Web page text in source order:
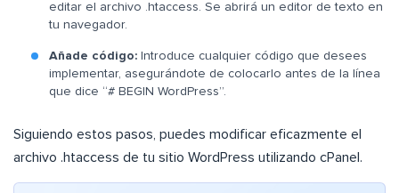
editar el archivo .htaccess. Se abrirá un editor de texto en
tu navegador.
Añade código: Introduce cualquier código que desees
implementar, asegurándote de colocarlo antes de la línea
que dice “# BEGIN WordPress”.
Siguiendo estos pasos, puedes modificar eficazmente el
archivo .htaccess de tu sitio WordPress utilizando cPanel.